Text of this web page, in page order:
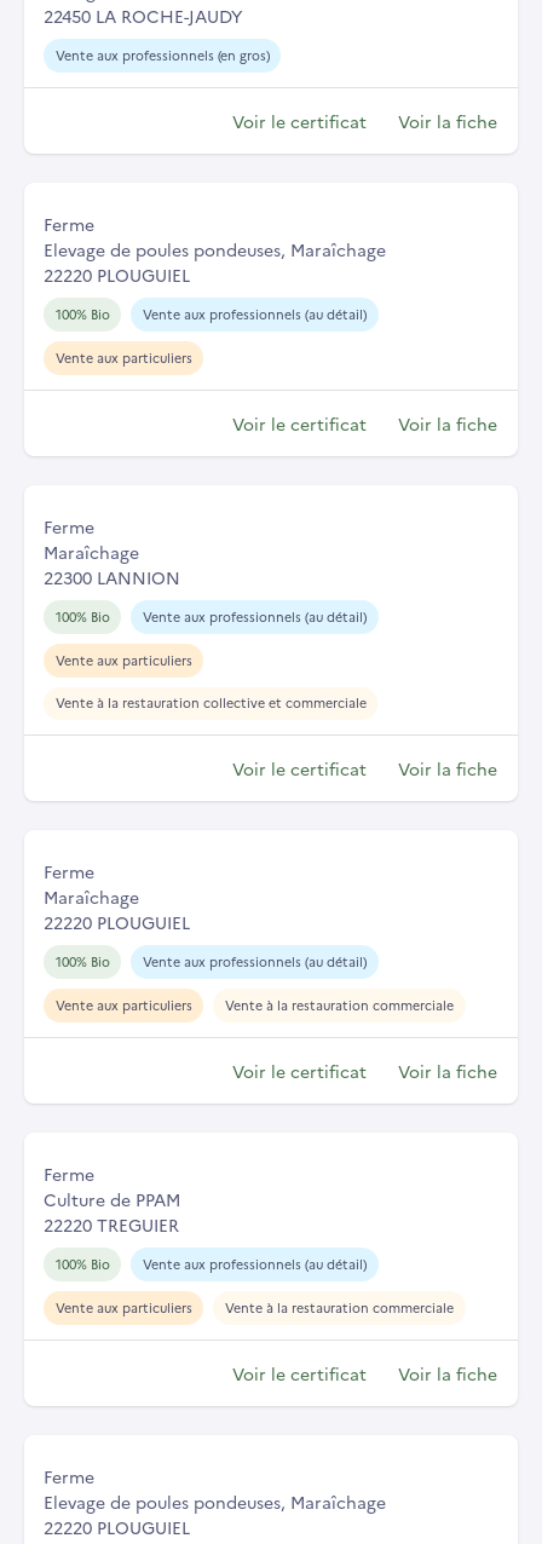
22450 LA ROCHE-JAUDY
Vente aux professionnels (en gros)
Voir le certificat Voir la fiche
Ferme
Elevage de poules pondeuses, Maraîchage
22220 PLOUGUIEL
100% Bio Vente aux professionnels (au détail)
Vente aux particuliers
Voir le certificat Voir la fiche
Ferme
Maraîchage
22300 LANNION
100% Bio Vente aux professionnels (au détail)
Vente aux particuliers
Vente à la restauration collective et commerciale
Voir le certificat Voir la fiche
Ferme
Maraîchage
22220 PLOUGUIEL
100% Bio Vente aux professionnels (au détail)
Vente aux particuliers Vente à la restauration commerciale
Voir le certificat Voir la fiche
Ferme
Culture de PPAM
22220 TREGUIER
100% Bio Vente aux professionnels (au détail)
Vente aux particuliers Vente à la restauration commerciale
Voir le certificat Voir la fiche
Ferme
Elevage de poules pondeuses, Maraîchage
22220 PLOUGUIEL